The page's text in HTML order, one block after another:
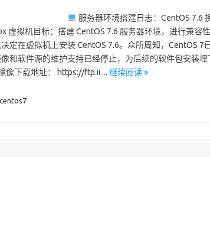
服务器环境搭建日志：CentOS 7.6
虚拟机目标：搭建 CentOS 7.6 服务器环境，进行兼容
定在虚拟机上安装 CentOS 7.6。众所周知，CentOS 7
和软件源的维护支持已经停止，为后续的软件包安装
像下载地址： https://ftp.ii ... 继续阅读 »
centos7